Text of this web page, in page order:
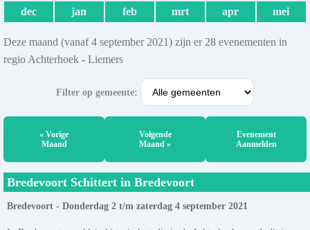
dec jan feb mrt apr mei
Deze maand (vanaf 4 september 2021) zijn er 28 evenementen in
regio Achterhoek - Liemers
Filter op gemeente:
« Vorige
Maand
Volgende
Maand »
Evenement
Aanmelden
Bredevoort Schittert in Bredevoort
Bredevoort - Donderdag 2 t/m zaterdag 4 september 2021